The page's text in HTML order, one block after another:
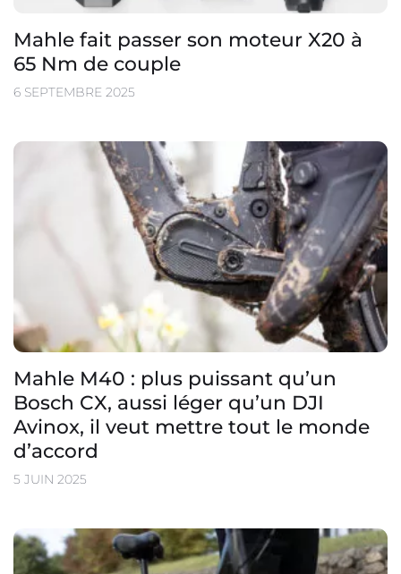
Mahle fait passer son moteur X20 à
65 Nm de couple
6 SEPTEMBRE 2025
Mahle M40 : plus puissant qu’un
Bosch CX, aussi léger qu’un DJI
Avinox, il veut mettre tout le monde
d’accord
5 JUIN 2025